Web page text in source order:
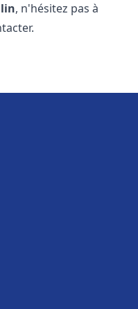
, n'hésitez pas à